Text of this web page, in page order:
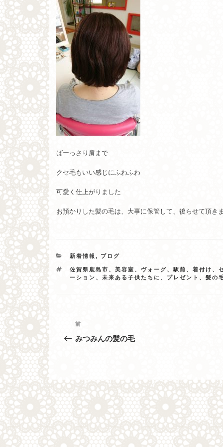
ばーっさり肩まで
クセ毛もいい感じにふわふわ
可愛く仕上がりました
お預かりした髪の毛は、大事に保管して、後らせて頂き
カ
ゴ
リ
新着情報, ブログ
タ
グ
佐賀県鹿島市、美容室、ヴォーグ、駅前、着付け、
ーション、未来ある子供たちに、プレゼント、髪の
投
稿
ゲ
ー
シ
ョ
過
の
前
みつみんの髪の毛